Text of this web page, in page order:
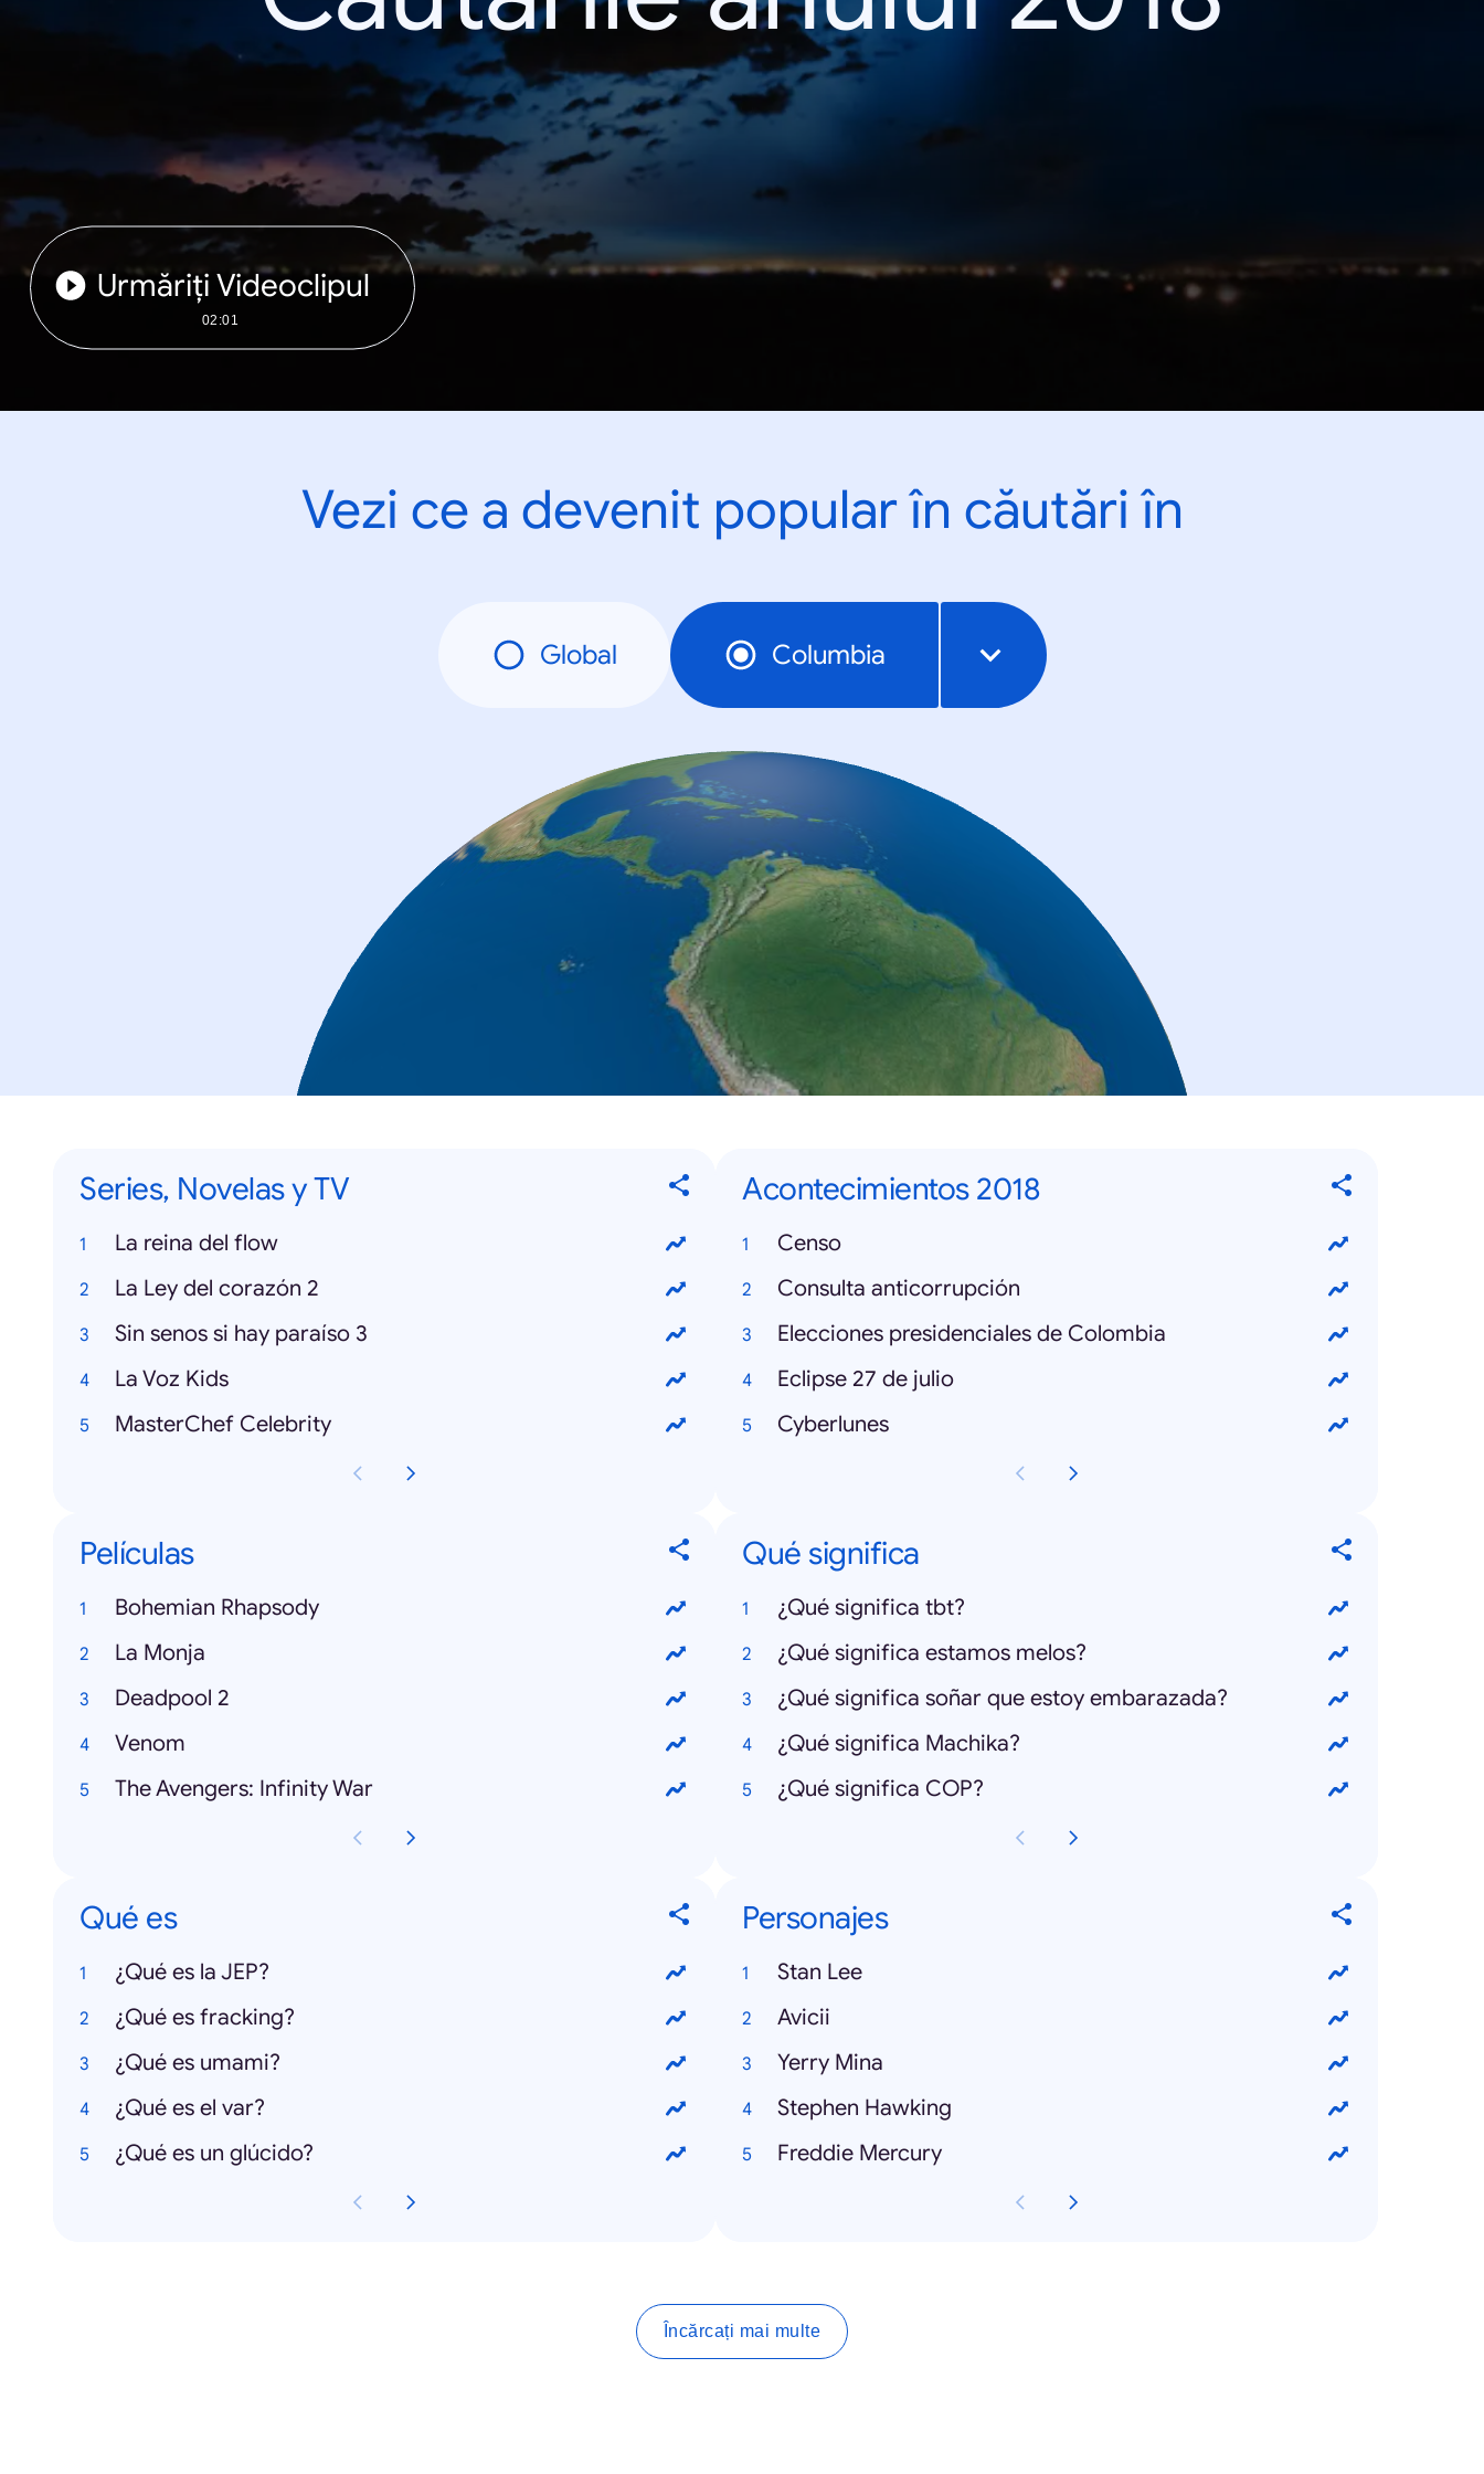
Urmăriți Videoclipul
02:01
Vezi ce a devenit popular în căutări în
Global Columbia
Series, Novelas y TV
La reina del flow
La Ley del corazón 2
Sin senos si hay paraíso 3
La Voz Kids
MasterChef Celebrity
Acontecimientos 2018
Censo
Consulta anticorrupción
Elecciones presidenciales de Colombia
Eclipse 27 de julio
Cyberlunes
Películas
Bohemian Rhapsody
La Monja
Deadpool 2
Venom
The Avengers: Infinity War
Qué significa
¿Qué significa tbt?
¿Qué significa estamos melos?
¿Qué significa soñar que estoy embarazada?
¿Qué significa Machika?
¿Qué significa COP?
Qué es
¿Qué es la JEP?
¿Qué es fracking?
¿Qué es umami?
¿Qué es el var?
¿Qué es un glúcido?
Personajes
Stan Lee
Avicii
Yerry Mina
Stephen Hawking
Freddie Mercury
Încărcați mai multe